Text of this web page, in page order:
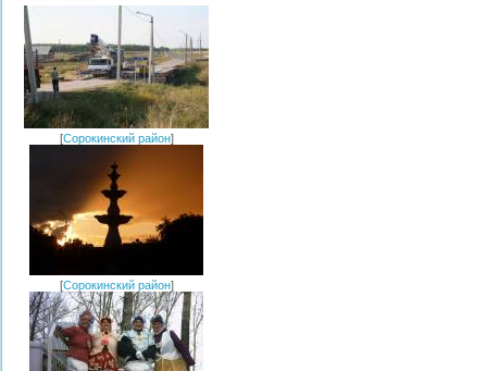
[Сорокинский район]
[Сорокинский район]